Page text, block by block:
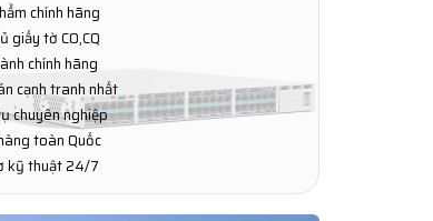
chính hãng
giấy tờ CO,CQ
chính hãng
cạnh tranh nhất
chuyên nghiệp
toàn Quốc
kỹ thuật 24/7